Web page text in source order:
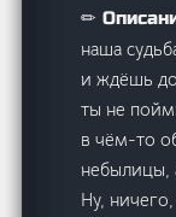
✏
наша
и ждёшь
ты не
в чём-то
небылицы,
Ну,